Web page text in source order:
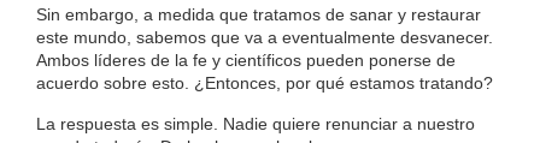
Sin embargo, a medida que tratamos de sanar y restaurar
este mundo, sabemos que va a eventualmente desvanecer.
Ambos líderes de la fe y científicos pueden ponerse de
acuerdo sobre esto. ¿Entonces, por qué estamos tratando?
La respuesta es simple. Nadie quiere renunciar a nuestro